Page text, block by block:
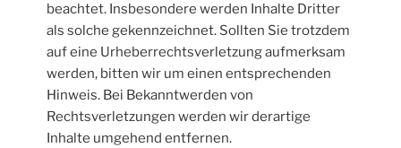
beachtet. Insbesondere werden Inhalte Dritter
als solche gekennzeichnet. Sollten Sie trotzdem
auf eine Urheberrechtsverletzung aufmerksam
werden, bitten wir um einen entsprechenden
Hinweis. Bei Bekanntwerden von
Rechtsverletzungen werden wir derartige
Inhalte umgehend entfernen.